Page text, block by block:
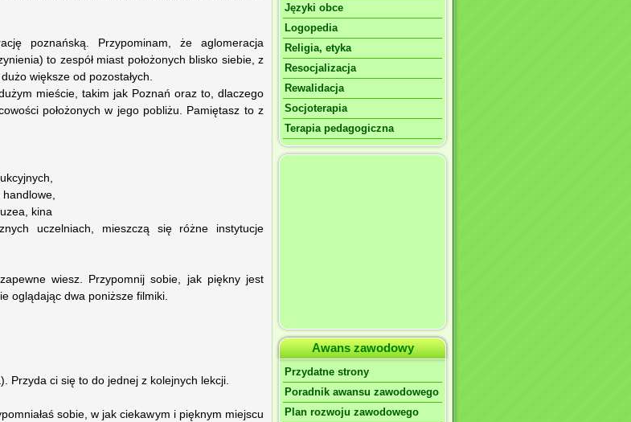
poznańską. Przypominam, że aglomeracja
to zespół miast położonych blisko siebie, z
większe od pozostałych.
mieście, takim jak Poznań oraz to, dlaczego
położonych w jego pobliżu. Pamiętasz to z
handlowe,
kina
uczelniach, mieszczą się różne instytucje
wiesz. Przypomnij sobie, jak piękny jest
oglądając dwa poniższe filmiki.
Przyda ci się to do jednej z kolejnych lekcji.
sobie, w jak ciekawym i pięknym miejscu
Języki obce
Logopedia
Religia, etyka
Resocjalizacja
Rewalidacja
Socjoterapia
Terapia pedagogiczna
Awans zawodowy
Przydatne strony
Poradnik awansu zawodowego
Plan rozwoju zawodowego